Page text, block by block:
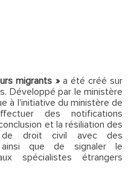
migrants »a été créé sur
Développé par le ministère
à l'initiative du ministère de
des notifications
et la résiliation des
droit civil avec des
ainsi que de signaler le
spécialistes étrangers